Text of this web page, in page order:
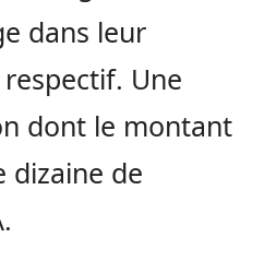
dans leur
Une
dont le montant
dizaine de